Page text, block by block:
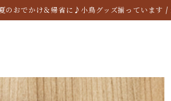
のおでかけ＆帰省に♪小鳥グッズ揃っています